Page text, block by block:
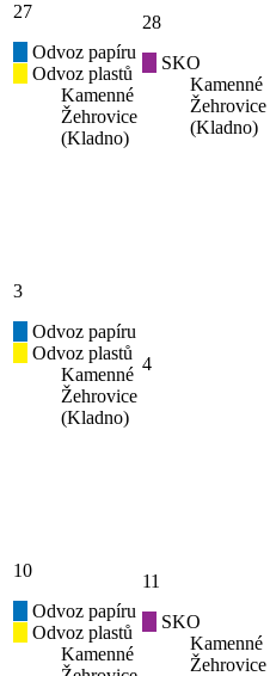
27
Odvoz papíru
Odvoz plastů
Kamenné
Žehrovice
(Kladno)
28
SKO
Kamenné
Žehrovice
(Kladno)
3
Odvoz papíru
Odvoz plastů
Kamenné
Žehrovice
(Kladno)
4
10
Odvoz papíru
Odvoz plastů
Kamenné
11
SKO
Kamenné
Žehrovice